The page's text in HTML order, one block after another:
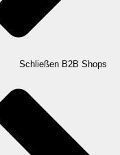
Schließen B2B Shops